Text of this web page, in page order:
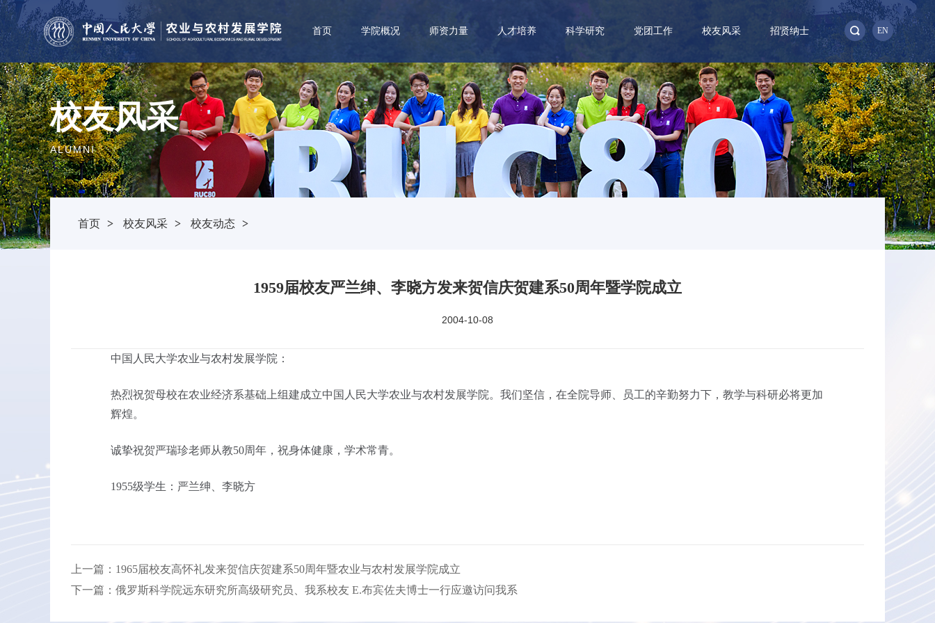
首页 学院概况 师资力量 人才培养 科学研究 党团工作 校友风采 招贤纳士 EN
校友风采
ALUMNI
首页 > 校友风采 > 校友动态 >
1959届校友严兰绅、李晓方发来贺信庆贺建系50周年暨学院成立
2004-10-08
中国人民大学农业与农村发展学院：
热烈祝贺母校在农业经济系基础上组建成立中国人民大学农业与农村发展学院。我们坚信，在全院导师、员工的辛勤努力下，教学与科研必将更加
辉煌。
诚挚祝贺严瑞珍老师从教50周年，祝身体健康，学术常青。
1955级学生：严兰绅、李晓方
上一篇：1965届校友高怀礼发来贺信庆贺建系50周年暨农业与农村发展学院成立
下一篇：俄罗斯科学院远东研究所高级研究员、我系校友 E.布宾佐夫博士一行应邀访问我系